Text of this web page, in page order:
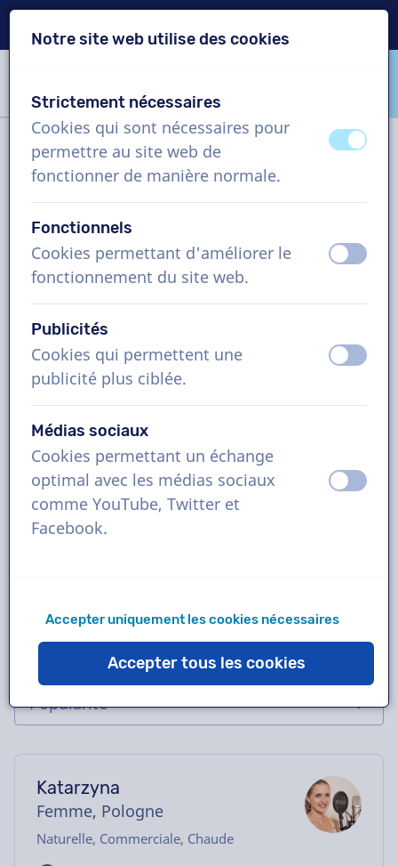
VoiceProductions
Filtre
Projet
Comédiens voix off en Polonais,
vidéo explicative, homme et
femme
Réservez la voix off polonaise idéale en
quelques clics ou demandez une démo
gratuite. La plupart des voix off livrent en
moins de 24 heures. Une fois votre
un e-mail, nous vous aiderons avec plaisir.
Katarzyna
Femme, Pologne
Naturelle, Commerciale, Chaude
Notre site web utilise des cookies
Strictement nécessaires
Cookies qui sont nécessaires pour
permettre au site web de
fonctionner de manière normale.
éteint
Fonctionnels
Cookies permettant d'améliorer le
fonctionnement du site web.
éteint
Publicités
Cookies qui permettent une
publicité plus ciblée.
éteint
Médias sociaux
Cookies permettant un échange
optimal avec les médias sociaux
comme YouTube, Twitter et
Facebook.
éteint
Accepter uniquement les cookies nécessaires
Accepter tous les cookies